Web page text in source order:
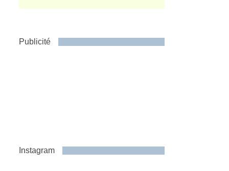
Publicité
Instagram